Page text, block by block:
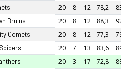
20 8 12 78,2
Bruins 20 8 12 88,3
Comets 20 8 12 77,3
20 7 13 83,6
20 3 17 72,8